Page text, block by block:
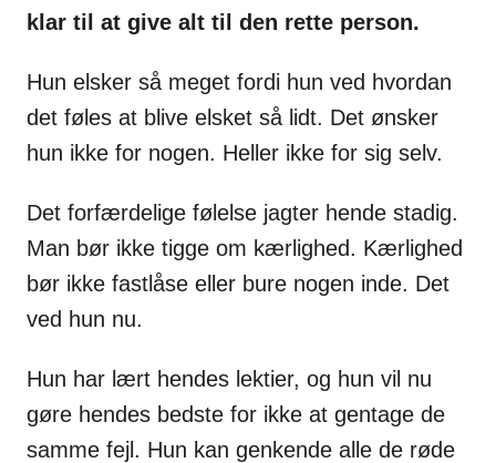
klar til at give alt til den rette person.
Hun elsker så meget fordi hun ved hvordan
det føles at blive elsket så lidt. Det ønsker
hun ikke for nogen. Heller ikke for sig selv.
Det forfærdelige følelse jagter hende stadig.
Man bør ikke tigge om kærlighed. Kærlighed
bør ikke fastlåse eller bure nogen inde. Det
ved hun nu.
Hun har lært hendes lektier, og hun vil nu
gøre hendes bedste for ikke at gentage de
samme fejl. Hun kan genkende alle de røde